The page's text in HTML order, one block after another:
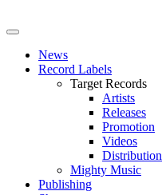
News
Record Labels
Target Records
Artists
Releases
Promotion
Videos
Distribution
Mighty Music
Publishing